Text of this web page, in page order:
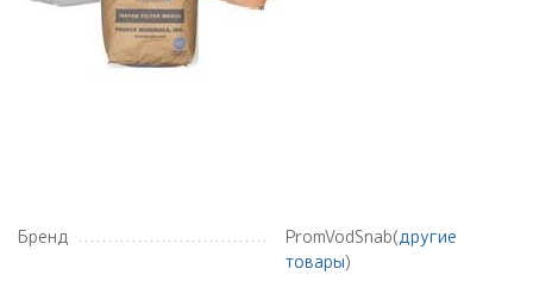
Бренд PromVodSnab(другие
товары)